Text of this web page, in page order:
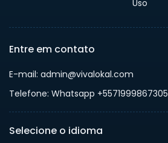
Uso
Entre em contato
E-mail: admin@vivalokal.com
Telefone: Whatsapp +5571999867305
Selecione o idioma